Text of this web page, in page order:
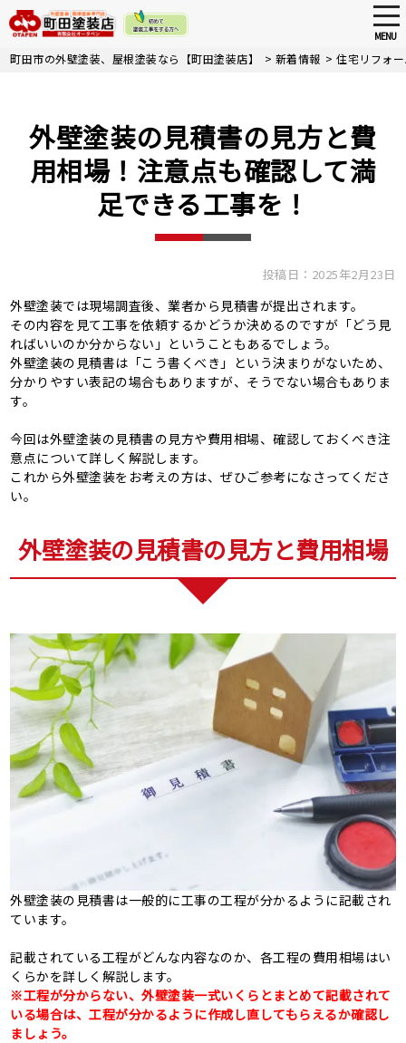
Skip
MENU
町田市の外壁塗装、屋根塗装なら【町田塗装店】 > 新着情報 >住宅リフォ
外壁塗装の見積書の見方と費
用相場！注意点も確認して満
足できる工事を！
投稿日：2025年2月23日
外壁塗装では現場調査後、業者から見積書が提出されます。
その内容を見て工事を依頼するかどうか決めるのですが「どう見
ればいいのか分からない」ということもあるでしょう。
外壁塗装の見積書は「こう書くべき」という決まりがないため、
分かりやすい表記の場合もありますが、そうでない場合もありま
す。
今回は外壁塗装の見積書の見方や費用相場、確認しておくべき注
意点について詳しく解説します。
これから外壁塗装をお考えの方は、ぜひご参考になさってくださ
い。
外壁塗装の見積書の見方と費用相場
外壁塗装の見積書は一般的に工事の工程が分かるように記載され
ています。
記載されている工程がどんな内容なのか、各工程の費用相場はい
くらかを詳しく解説します。
※工程が分からない、外壁塗装一式いくらとまとめて記載されて
いる場合は、工程が分かるように作成し直してもらえるか確認し
ましょう。